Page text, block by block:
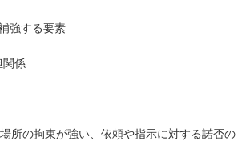
強する要素
関係
所の拘束が強い、依頼や指示に対する諾否の